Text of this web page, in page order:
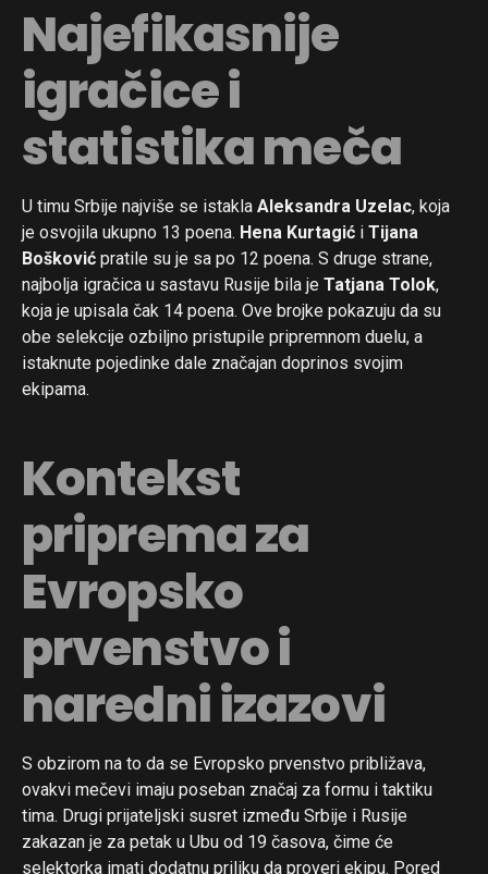
Najefikasnije
igračice i
statistika meča
U timu Srbije najviše se istakla Aleksandra Uzelac, koja
je osvojila ukupno 13 poena. Hena Kurtagić i Tijana
Bošković pratile su je sa po 12 poena. S druge strane,
najbolja igračica u sastavu Rusije bila je Tatjana Tolok,
koja je upisala čak 14 poena. Ove brojke pokazuju da su
obe selekcije ozbiljno pristupile pripremnom duelu, a
istaknute pojedinke dale značajan doprinos svojim
ekipama.
Kontekst
priprema za
Evropsko
prvenstvo i
naredni izazovi
S obzirom na to da se Evropsko prvenstvo približava,
ovakvi mečevi imaju poseban značaj za formu i taktiku
tima. Drugi prijateljski susret između Srbije i Rusije
zakazan je za petak u Ubu od 19 časova, čime će
selektorka imati dodatnu priliku da proveri ekipu. Pored